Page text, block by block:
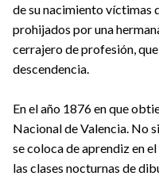
de su nacimiento víctimas
prohijados por una
cerrajero de profesión,
descendencia.
En el año 1876 en que
Nacional de Valencia. No
se coloca de aprendiz en
las clases nocturnas de